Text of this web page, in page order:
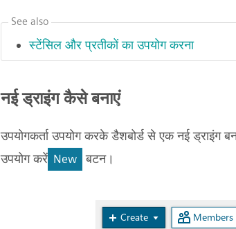
स्टेंसिल और प्रतीकों का उपयोग करना
See also
नई ड्राइंग कैसे बनाएं
उपयोगकर्ता उपयोग करके डैशबोर्ड से एक नई ड्राइंग
उपयोग करें New बटन।